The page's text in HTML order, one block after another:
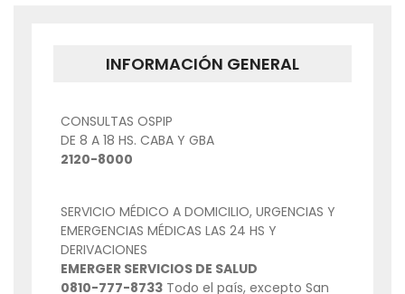
INFORMACIÓN GENERAL
CONSULTAS OSPIP
DE 8 A 18 HS. CABA Y GBA
2120-8000
SERVICIO MÉDICO A DOMICILIO, URGENCIAS Y
EMERGENCIAS MÉDICAS LAS 24 HS Y
DERIVACIONES
EMERGER SERVICIOS DE SALUD
0810-777-8733 Todo el país, excepto San